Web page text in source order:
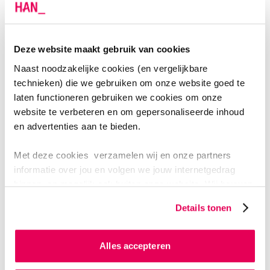
Deze website maakt gebruik van cookies
Naast noodzakelijke cookies (en vergelijkbare
technieken) die we gebruiken om onze website goed te
laten functioneren gebruiken we cookies om onze
website te verbeteren en om gepersonaliseerde inhoud
en advertenties aan te bieden.
Met deze cookies verzamelen wij en onze partners
informatie over jou en volgen we jouw internetgedrag
binnen, en mogelijk ook buiten onze website. Wij bouwen
website en communicatie aan op jouw voorkeuren. Ook
kunnen we zo gerichte advertenties laten zien op basis
van jouw internetgedrag.
Details tonen
Alles accepteren
dan horen. Ik denk dat ik toch weer in een punkband
ga!
naar LOS. Al zingend openden hij samen met de